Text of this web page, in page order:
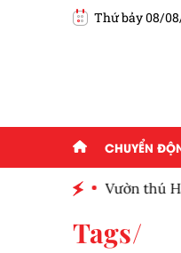
Thứ bảy 08/
CHUYỂN
Vườn thú Hà
Tags